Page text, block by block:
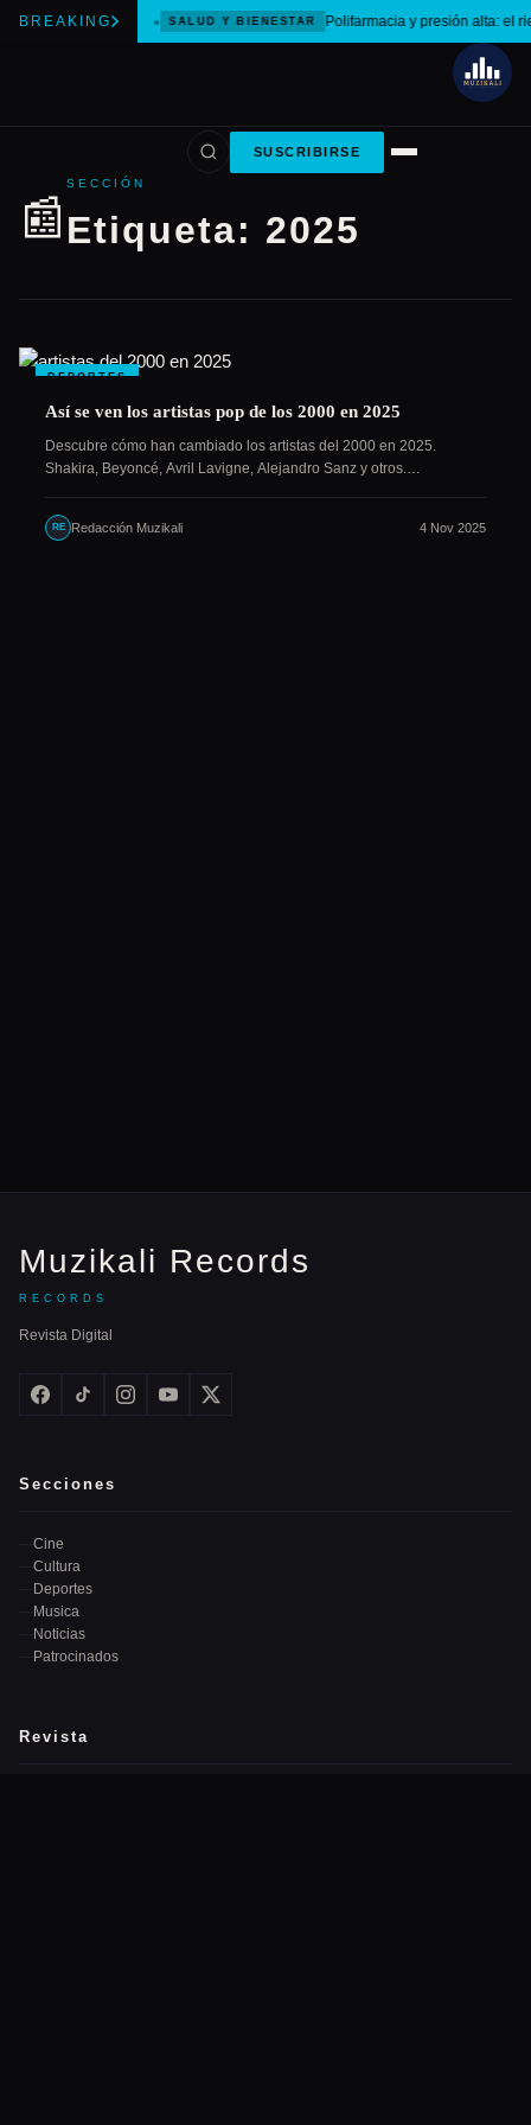
BREAKING SALUD Y BIENESTAR Polifarmacia y presión alta: el
SUSCRIBIRSE
📰
SECCIÓN
Etiqueta: 2025
DEPORTES
Así se ven los artistas pop de los 2000 en 2025
Descubre cómo han cambiado los artistas del 2000 en 2025.
Shakira, Beyoncé, Avril Lavigne, Alejandro Sanz y otros.…
RE Redacción Muzikali 4 Nov 2025
Muzikali Records
RECORDS
Revista Digital
Secciones
Cine
Cultura
Deportes
Musica
Noticias
Patrocinados
Revista